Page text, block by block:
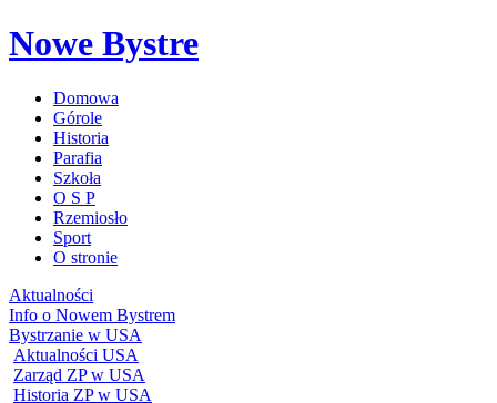
Nowe Bystre
Domowa
Górole
Historia
Parafia
Szkoła
O S P
Rzemiosło
Sport
O stronie
Aktualności
Info o Nowem Bystrem
Bystrzanie w USA
Aktualności USA
Zarząd ZP w USA
Historia ZP w USA